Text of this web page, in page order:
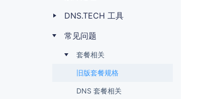
DNS.TECH 工具
常见问题
套餐相关
旧版套餐规格
DNS 套餐相关